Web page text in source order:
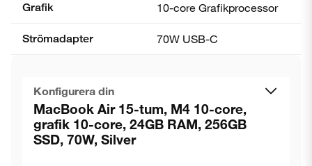
Grafik 10-core Grafik­processor
Strömadapter 70W USB-C
Konfigurera din
MacBook Air 15-tum, M4 10-core,
grafik 10-core, 24GB RAM, 256GB
SSD, 70W, Silver